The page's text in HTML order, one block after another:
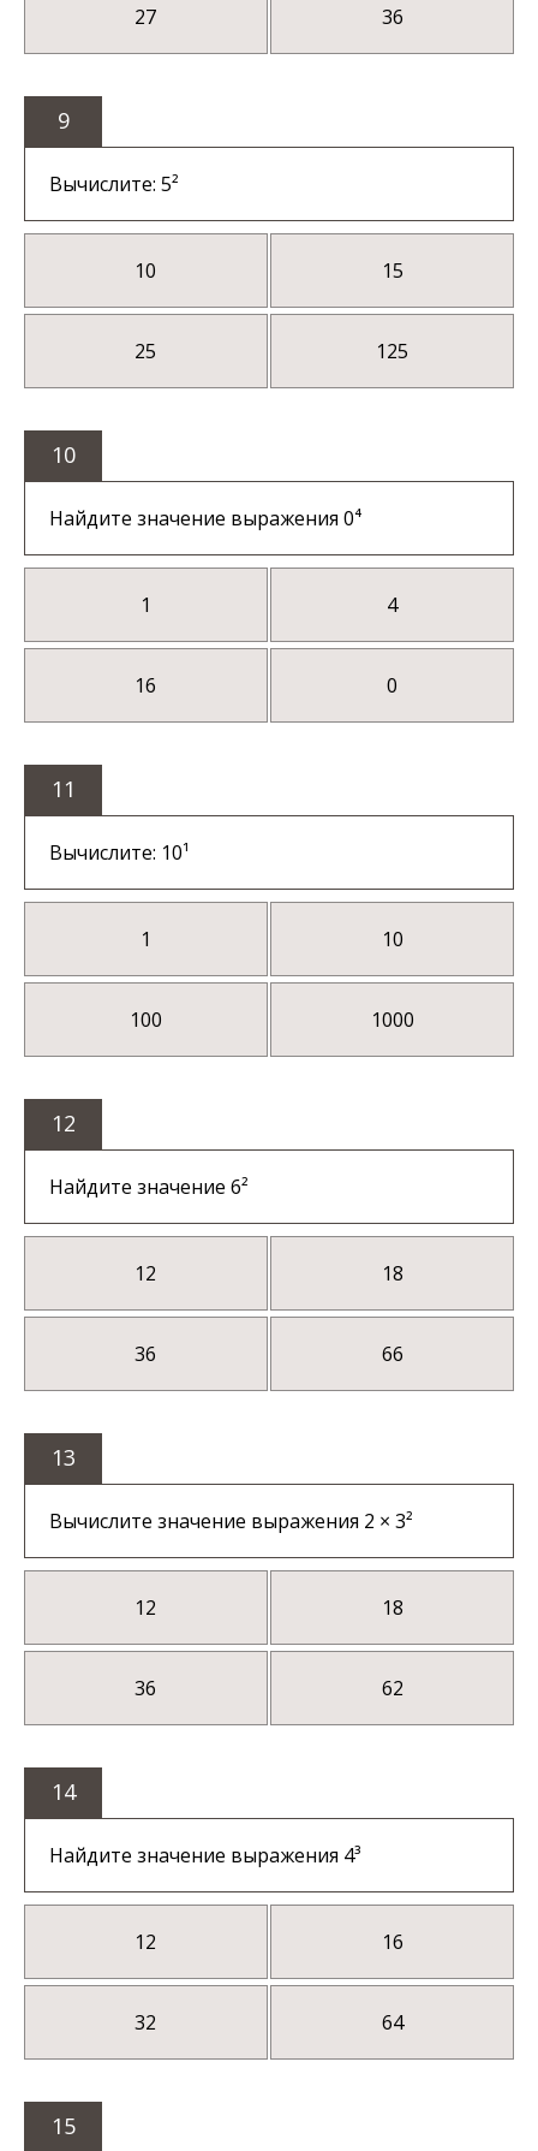
27 36
9
Вычислите: 5²
10 15
25 125
10
Найдите значение выражения 0⁴
1 4
16 0
11
Вычислите: 10¹
1 10
100 1000
12
Найдите значение 6²
12 18
36 66
13
Вычислите значение выражения 2 × 3²
12 18
36 62
14
Найдите значение выражения 4³
12 16
32 64
15